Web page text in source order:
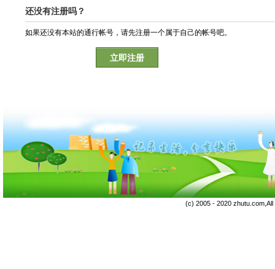
还没有注册吗？
如果还没有本站的通行帐号，请先注册一个属于自己的帐号吧。
立即注册
(c) 2005 - 2020